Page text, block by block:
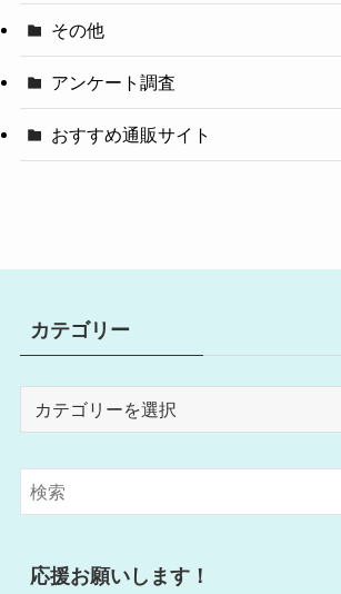
その他
アンケート調査
おすすめ通販サイト
カテゴリー
リ
ー
応援お願いします！